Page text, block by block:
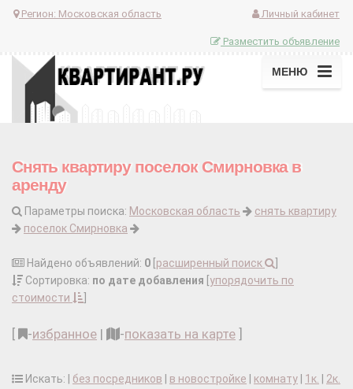
Регион: Московская область Личный кабинет
Разместить объявление
МЕНЮ
Снять квартиру поселок Смирновка в
аренду
Параметры поиска: Московская область
снять квартиру
поселок Смирновка
Найдено объявлений: 0 расширенный поиск
Сортировка: по дате добавления упорядочить по
стоимости
-избранное | -показать на карте
Искать: | без посредников в новостройке комнату 1к.
2к.